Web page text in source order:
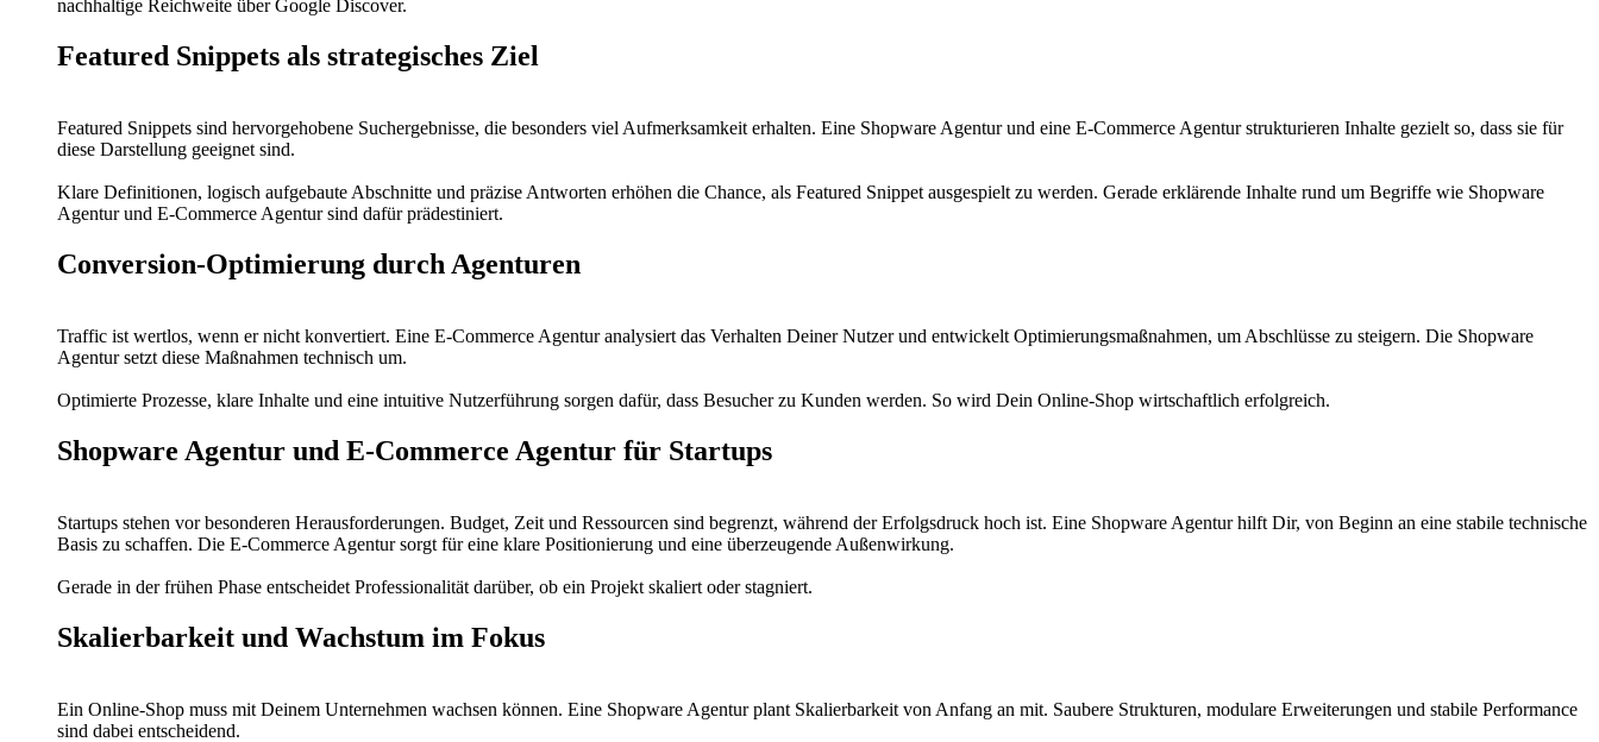
nachhaltige Reichweite über Google Discover.
Featured Snippets als strategisches Ziel
Featured Snippets sind hervorgehobene Suchergebnisse, die besonders viel Aufmerksamkeit erhalten. Eine Shopware Agentur und eine E-Commerce Agentur strukturieren Inhalte gezielt so, dass sie für
diese Darstellung geeignet sind.
Klare Definitionen, logisch aufgebaute Abschnitte und präzise Antworten erhöhen die Chance, als Featured Snippet ausgespielt zu werden. Gerade erklärende Inhalte rund um Begriffe wie Shopware
Agentur und E-Commerce Agentur sind dafür prädestiniert.
Conversion-Optimierung durch Agenturen
Traffic ist wertlos, wenn er nicht konvertiert. Eine E-Commerce Agentur analysiert das Verhalten Deiner Nutzer und entwickelt Optimierungsmaßnahmen, um Abschlüsse zu steigern. Die Shopware
Agentur setzt diese Maßnahmen technisch um.
Optimierte Prozesse, klare Inhalte und eine intuitive Nutzerführung sorgen dafür, dass Besucher zu Kunden werden. So wird Dein Online-Shop wirtschaftlich erfolgreich.
Shopware Agentur und E-Commerce Agentur für Startups
Startups stehen vor besonderen Herausforderungen. Budget, Zeit und Ressourcen sind begrenzt, während der Erfolgsdruck hoch ist. Eine Shopware Agentur hilft Dir, von Beginn an eine stabile technische
Basis zu schaffen. Die E-Commerce Agentur sorgt für eine klare Positionierung und eine überzeugende Außenwirkung.
Gerade in der frühen Phase entscheidet Professionalität darüber, ob ein Projekt skaliert oder stagniert.
Skalierbarkeit und Wachstum im Fokus
Ein Online-Shop muss mit Deinem Unternehmen wachsen können. Eine Shopware Agentur plant Skalierbarkeit von Anfang an mit. Saubere Strukturen, modulare Erweiterungen und stabile Performance
sind dabei entscheidend.